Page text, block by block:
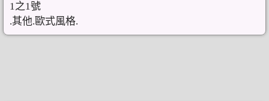
1之1號
.其他.歐式風格.